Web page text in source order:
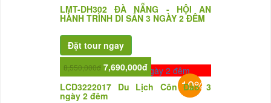
LMT-DH302 ĐÀ NẴNG - HỘI AN
HÀNH TRÌNH DI SẢN 3 NGÀY 2 ĐÊM
10%
8,550,000đ 7,690,000đ
LCD3222017 Du Lịch Côn Đảo 3
ngày 2 đêm